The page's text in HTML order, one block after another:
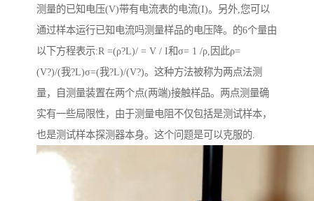
测量的已知电压(V)带有电流表的电流(I)。另外,您可以
通过样本运行已知电流吗测量样品的电压降。的6个量由
以下方程表示:R =(ρ?L)/ = V / I和σ= 1 /ρ,因此ρ=
(V?)/(我?L)σ=(我?L)/(V?)。这种方法被称为两点法测
量，自测量装置在两个点(两端)接触样品。两点测量确
实有一些局限性，由于测量电阻不仅包括是测试样本，
也是测试样本探测器本身。这个问题是可以克服的.